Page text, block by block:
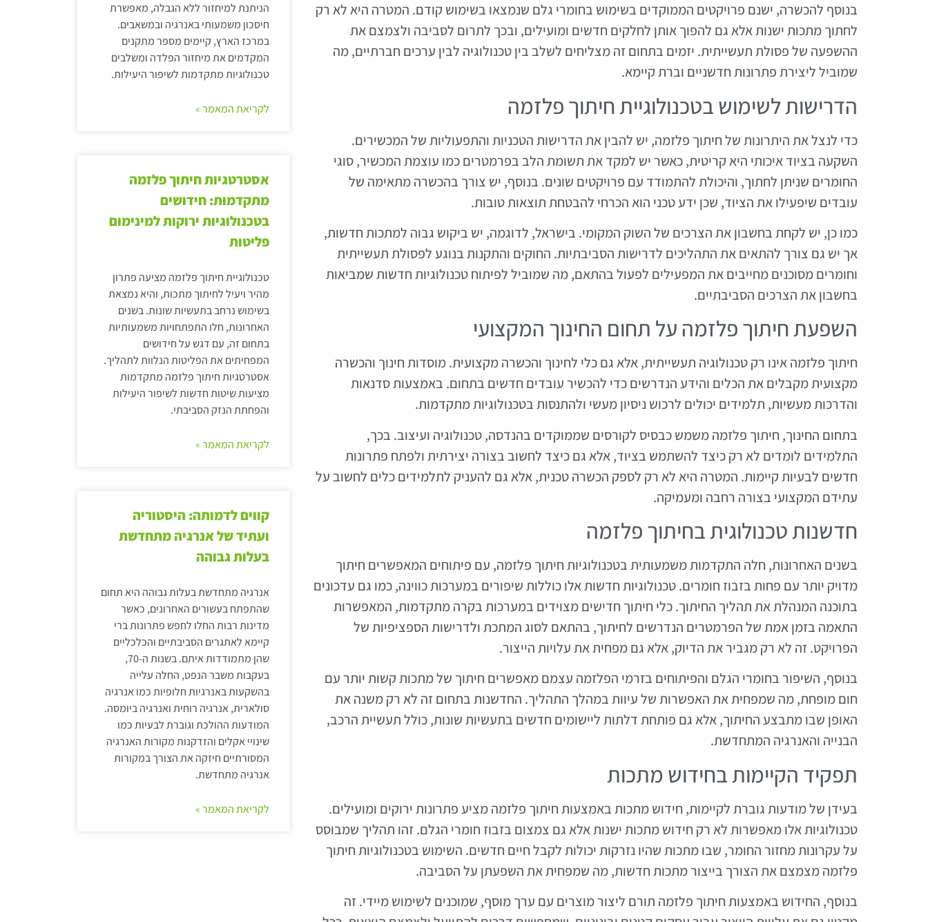
בנוסף להכשרה, ישנם פרויקטים הממוקדים בשימוש בחומרי גלם שנמצאו בשימוש קודם. המטרה היא לא רק
לחתוך מתכות ישנות אלא גם להפוך אותן לחלקים חדשים ומועילים, ובכך לתרום לסביבה ולצמצם את
ההשפעה של פסולת תעשייתית. יזמים בתחום זה מצליחים לשלב בין טכנולוגיה לבין ערכים חברתיים, מה
שמוביל ליצירת פתרונות חדשניים וברת קיימא.
הדרישות לשימוש בטכנולוגיית חיתוך פלזמה
כדי לנצל את היתרונות של חיתוך פלזמה, יש להבין את הדרישות הטכניות והתפעוליות של המכשירים.
השקעה בציוד איכותי היא קריטית, כאשר יש למקד את תשומת הלב בפרמטרים כמו עוצמת המכשיר, סוגי
החומרים שניתן לחתוך, והיכולת להתמודד עם פרויקטים שונים. בנוסף, יש צורך בהכשרה מתאימה של
עובדים שיפעילו את הציוד, שכן ידע טכני הוא הכרחי להבטחת תוצאות טובות.
כמו כן, יש לקחת בחשבון את הצרכים של השוק המקומי. בישראל, לדוגמה, יש ביקוש גבוה למתכות חדשות,
אך יש גם צורך להתאים את התהליכים לדרישות הסביבתיות. החוקים והתקנות בנוגע לפסולת תעשייתית
וחומרים מסוכנים מחייבים את המפעילים לפעול בהתאם, מה שמוביל לפיתוח טכנולוגיות חדשות שמביאות
בחשבון את הצרכים הסביבתיים.
השפעת חיתוך פלזמה על תחום החינוך המקצועי
חיתוך פלזמה אינו רק טכנולוגיה תעשייתית, אלא גם כלי לחינוך והכשרה מקצועית. מוסדות חינוך והכשרה
מקצועית מקבלים את הכלים והידע הנדרשים כדי להכשיר עובדים חדשים בתחום. באמצעות סדנאות
והדרכות מעשיות, תלמידים יכולים לרכוש ניסיון מעשי ולהתנסות בטכנולוגיות מתקדמות.
בתחום החינוך, חיתוך פלזמה משמש כבסיס לקורסים שממוקדים בהנדסה, טכנולוגיה ועיצוב. בכך,
התלמידים לומדים לא רק כיצד להשתמש בציוד, אלא גם כיצד לחשוב בצורה יצירתית ולפתח פתרונות
חדשים לבעיות קיימות. המטרה היא לא רק לספק הכשרה טכנית, אלא גם להעניק לתלמידים כלים לחשוב על
עתידם המקצועי בצורה רחבה ומעמיקה.
חדשנות טכנולוגית בחיתוך פלזמה
בשנים האחרונות, חלה התקדמות משמעותית בטכנולוגיות חיתוך פלזמה, עם פיתוחים המאפשרים חיתוך
מדויק יותר עם פחות בזבוז חומרים. טכנולוגיות חדשות אלו כוללות שיפורים במערכות כווינה, כמו גם עדכונים
בתוכנה המנהלת את תהליך החיתוך. כלי חיתוך חדישים מצוידים במערכות בקרה מתקדמות, המאפשרות
התאמה בזמן אמת של הפרמטרים הנדרשים לחיתוך, בהתאם לסוג המתכת ולדרישות הספציפיות של
הפרויקט. זה לא רק מגביר את הדיוק, אלא גם מפחית את עלויות הייצור.
בנוסף, השיפור בחומרי הגלם והפיתוחים בזרמי הפלזמה עצמם מאפשרים חיתוך של מתכות קשות יותר עם
חום מופחת, מה שמפחית את האפשרות של עיוות במהלך התהליך. החדשנות בתחום זה לא רק משנה את
האופן שבו מתבצע החיתוך, אלא גם פותחת דלתות ליישומים חדשים בתעשיות שונות, כולל תעשיית הרכב,
הבנייה והאנרגיה המתחדשת.
תפקיד הקיימות בחידוש מתכות
בעידן של מודעות גוברת לקיימות, חידוש מתכות באמצעות חיתוך פלזמה מציע פתרונות ירוקים ומועילים.
טכנולוגיות אלו מאפשרות לא רק חידוש מתכות ישנות אלא גם צמצום בזבוז חומרי הגלם. זהו תהליך שמבוסס
על עקרונות מחזור החומר, שבו מתכות שהיו נזרקות יכולות לקבל חיים חדשים. השימוש בטכנולוגיות חיתוך
פלזמה מצמצם את הצורך בייצור מתכות חדשות, מה שמפחית את השפעתן על הסביבה.
בנוסף, החידוש באמצעות חיתוך פלזמה תורם ליצור מוצרים עם ערך מוסף, שמוכנים לשימוש מיידי. זה
הניתנת למיחזור ללא הגבלה, מאפשרת
חיסכון משמעותי באנרגיה ובמשאבים.
במרכז הארץ, קיימים מספר מתקנים
המקדמים את מיחזור הפלדה ומשלבים
טכנולוגיות מתקדמות לשיפור היעילות.
לקריאת המאמר »
אסטרטגיות חיתוך פלזמה
מתקדמות: חידושים
בטכנולוגיות ירוקות למינימום
פליטות
טכנולוגיית חיתוך פלזמה מציעה פתרון
מהיר ויעיל לחיתוך מתכות, והיא נמצאת
בשימוש נרחב בתעשיות שונות. בשנים
האחרונות, חלו התפתחויות משמעותיות
בתחום זה, עם דגש על חידושים
המפחיתים את הפליטות הנלוות לתהליך.
אסטרטגיות חיתוך פלזמה מתקדמות
מציעות שיטות חדשות לשיפור היעילות
והפחתת הנזק הסביבתי.
לקריאת המאמר »
קווים לדמותה: היסטוריה
ועתיד של אנרגיה מתחדשת
בעלות גבוהה
אנרגיה מתחדשת בעלות גבוהה היא תחום
שהתפתח בעשורים האחרונים, כאשר
מדינות רבות החלו לחפש פתרונות ברי
קיימא לאתגרים הסביבתיים והכלכליים
שהן מתמודדות איתם. בשנות ה-70,
בעקבות משבר הנפט, החלה עלייה
בהשקעות באנרגיות חלופיות כמו אנרגיה
סולארית, אנרגיה רוחית ואנרגיה ביומסה.
המודעות ההולכת וגוברת לבעיות כמו
שינויי אקלים והזדקנות מקורות האנרגיה
המסורתיים חיזקה את הצורך במקורות
אנרגיה מתחדשת.
לקריאת המאמר »